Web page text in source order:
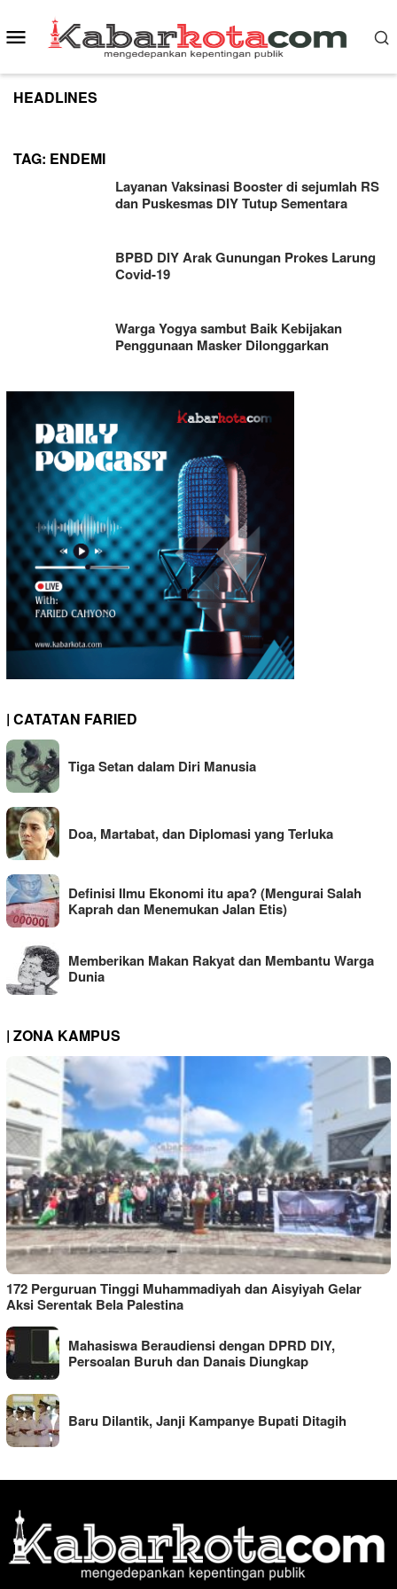
to
content
Mobile
Menu
HEADLINES
TAG: ENDEMI
Layanan Vaksinasi Booster di sejumlah RS
dan Puskesmas DIY Tutup Sementara
BPBD DIY Arak Gunungan Prokes Larung
Covid-19
Warga Yogya sambut Baik Kebijakan
Penggunaan Masker Dilonggarkan
| CATATAN FARIED
Tiga Setan dalam Diri Manusia
Doa, Martabat, dan Diplomasi yang Terluka
Definisi Ilmu Ekonomi itu apa? (Mengurai Salah
Kaprah dan Menemukan Jalan Etis)
Memberikan Makan Rakyat dan Membantu Warga
Dunia
| ZONA KAMPUS
172 Perguruan Tinggi Muhammadiyah dan Aisyiyah Gelar
Aksi Serentak Bela Palestina
Mahasiswa Beraudiensi dengan DPRD DIY,
Persoalan Buruh dan Danais Diungkap
Baru Dilantik, Janji Kampanye Bupati Ditagih